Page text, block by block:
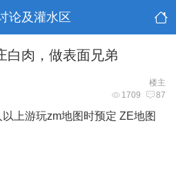
论及灌水区
白肉，做表面兄弟
楼主
1709 87
上游玩zm地图时预定 ZE地图